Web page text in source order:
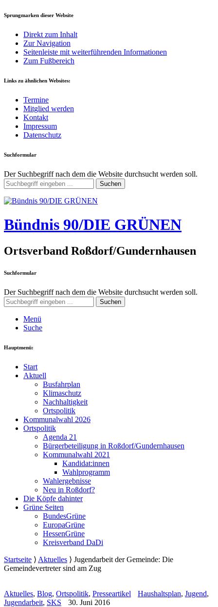
Sprungmarken dieser Website
Direkt zum Inhalt
Zur Navigation
Seitenleiste mit weiterführenden Informationen
Zum Fußbereich
Links zu ähnlichen Websites:
Termine
Mitglied werden
Kontakt
Impressum
Datenschutz
Suchformular
Der Suchbegriff nach dem die Website durchsucht werden soll.
Suchen
Bündnis 90/DIE GRÜNEN
Ortsverband Roßdorf/Gundernhausen
Suchformular
Der Suchbegriff nach dem die Website durchsucht werden soll.
Suchen
Menü
Suche
Hauptmenü:
Start
Aktuell
Busfahrplan
Klimaschutz
Nachhaltigkeit
Ortspolitik
Kommunalwahl 2026
Ortspolitik
Agenda 21
Bürgerbeteiligung in Roßdorf/Gundernhausen
Kommunalwahl 2021
Kandidat:innen
Wahlprogramm
Wahlergebnisse
Neu in Roßdorf?
Die Köpfe dahinter
Grüne Seiten
BundesGrüne
EuropaGrüne
HessenGrüne
Kreisverband DaDi
Startseite ⟩ Aktuelles ⟩ Jugendarbeit der Gemeinde: Die
Gemeindevertreter sind am Zug
Aktuelles, Blog, Ortspolitik, Presseartikel Haushaltsplan, Jugend,
Jugendarbeit, SKS 30. Juni 2016